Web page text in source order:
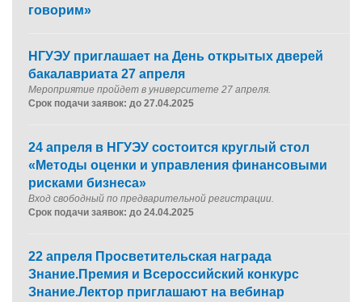
говорим»
НГУЭУ приглашает на День открытых дверей
бакалавриата 27 апреля
Мероприятие пройдет в университете 27 апреля.
Срок подачи заявок: до 27.04.2025
24 апреля в НГУЭУ состоится круглый стол
«Методы оценки и управления финансовыми
рисками бизнеса»
Вход свободный по предварительной регистрации.
Срок подачи заявок: до 24.04.2025
22 апреля Просветительская награда
Знание.Премия и Всероссийский конкурс
Знание.Лектор приглашают на вебинар